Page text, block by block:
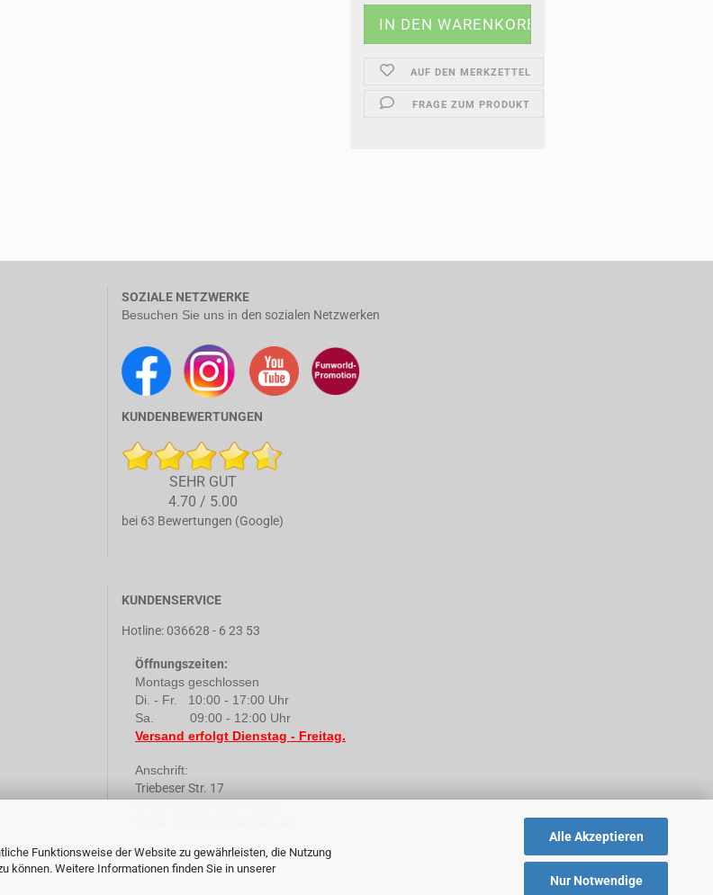
Funktionsweise der Website zu gewährleisten, die Nutzung
können. Weitere Informationen finden Sie in unserer
Alle Akzeptieren
Nur Notwendige
AUF DEN MERKZETTEL
FRAGE ZUM PRODUKT
SOZIALE NETZWERKE
Besuchen Sie uns in den sozialen Netzwerken
KUNDENBEWERTUNGEN
SEHR GUT
4.70 / 5.00
bei 63 Bewertungen (Google)
KUNDENSERVICE
Hotline: 036628 - 6 23 53
Öffnungszeiten:
Montags geschlossen
Di. - Fr. 10:00 - 17:00 Uhr
Sa. 09:00 - 12:00 Uhr
Versand erfolgt Dienstag - Freitag.
Anschrift:
Triebeser Str. 17